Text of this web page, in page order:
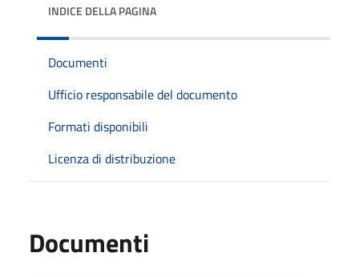
INDICE DELLA PAGINA
Documenti
Ufficio responsabile del documento
Formati disponibili
Licenza di distribuzione
Documenti